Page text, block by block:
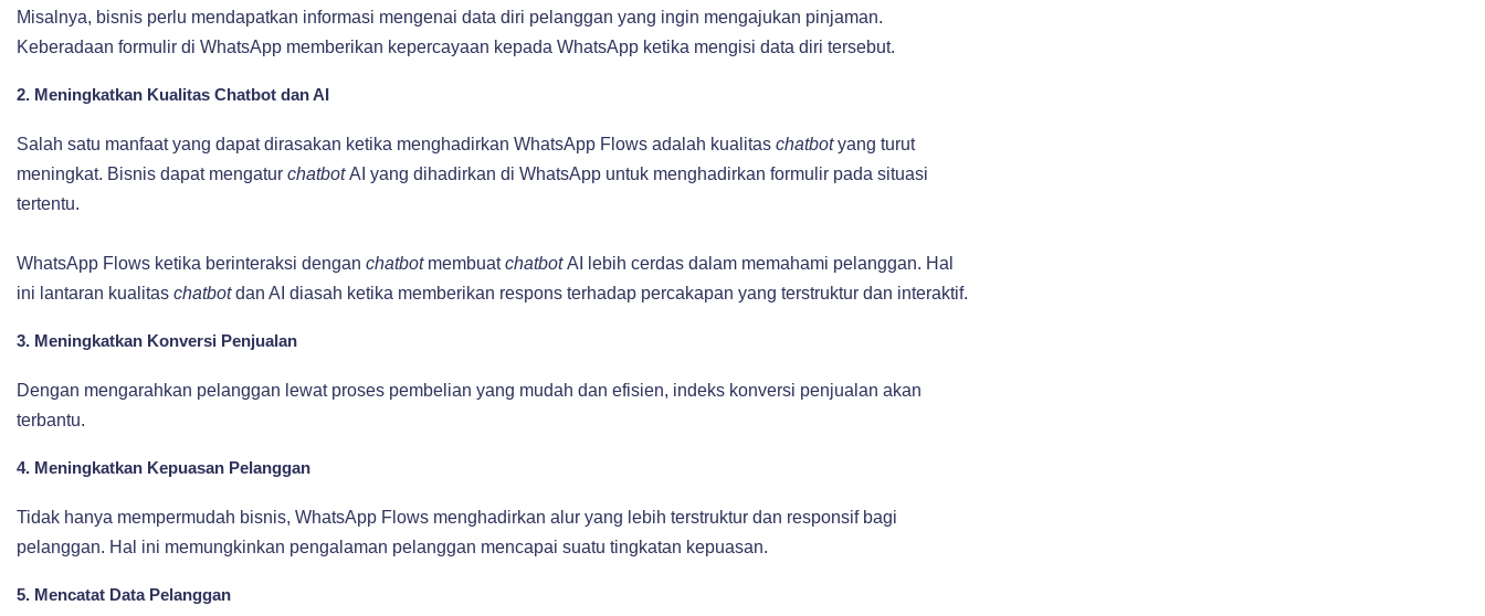
Misalnya, bisnis perlu mendapatkan informasi mengenai data diri pelanggan yang ingin mengajukan pinjaman.
Keberadaan formulir di WhatsApp memberikan kepercayaan kepada WhatsApp ketika mengisi data diri tersebut.
2. Meningkatkan Kualitas Chatbot dan AI
Salah satu manfaat yang dapat dirasakan ketika menghadirkan WhatsApp Flows adalah kualitas chatbotyang turut
meningkat. Bisnis dapat mengatur chatbotAI yang dihadirkan di WhatsApp untuk menghadirkan formulir pada situasi
tertentu.
WhatsApp Flows ketika berinteraksi dengan chatbot membuatchatbotAI lebih cerdas dalam memahami pelanggan. Hal
ini lantaran kualitas chatbotdan AI diasah ketika memberikan respons terhadap percakapan yang terstruktur dan interaktif.
3. Meningkatkan Konversi Penjualan
Dengan mengarahkan pelanggan lewat proses pembelian yang mudah dan efisien, indeks konversi penjualan akan
terbantu.
4. Meningkatkan Kepuasan Pelanggan
Tidak hanya mempermudah bisnis, WhatsApp Flows menghadirkan alur yang lebih terstruktur dan responsif bagi
pelanggan. Hal ini memungkinkan pengalaman pelanggan mencapai suatu tingkatan kepuasan.
5. Mencatat Data Pelanggan